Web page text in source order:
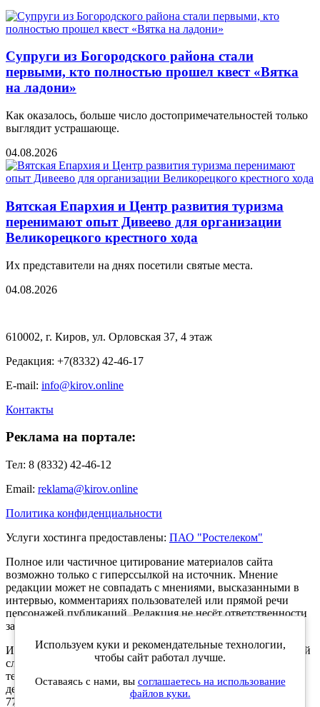
Супруги из Богородского района стали
первыми, кто полностью прошел квест «Вятка
на ладони»
Как оказалось, больше число достопримечательностей только
выглядит устрашающе.
04.08.2026
Вятская Епархия и Центр развития туризма
перенимают опыт Дивеево для организации
Великорецкого крестного хода
Их представители на днях посетили святые места.
04.08.2026
610002, г. Киров, ул. Орловская 37, 4 этаж
Редакция: +7(8332) 42-46-17
E-mail: info@kirov.online
Контакты
Реклама на портале:
Тел: 8 (8332) 42-46-12
Email: reklama@kirov.online
Политика конфиденциальности
Услуги хостинга предоставлены: ПАО "Ростелеком"
Полное или частичное цитирование материалов сайта
возможно только с гиперссылкой на источник. Мнение
редакции может не совпадать с мнениями, высказанными в
интервью, комментариях пользователей или прямой речи
персонажей публикаций. Редакция не несёт ответственности
за текст комментариев читателей.
Интернет-портал Kirov.online зарегистрирован в Федеральной
службе по надзору в сфере связи, информационных
технологий и массовых коммуникаций (Роскомнадзор) 5
декабря 2019 года. Регистрационный номер ЭЛ № ФС 77 -
77189.
Используем куки и рекомендательные технологии,
чтобы сайт работал лучше.
Оставаясь с нами, вы соглашаетесь на использование
файлов куки.